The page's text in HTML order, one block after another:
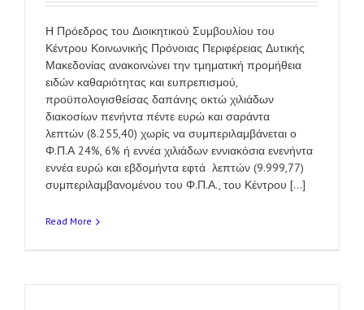
Η Πρόεδρος του Διοικητικού Συμβουλίου του
Κέντρου Κοινωνικής Πρόνοιας Περιφέρειας Δυτικής
Μακεδονίας ανακοινώνει την τμηματική προμήθεια
ειδών καθαριότητας και ευπρεπισμού,
προϋπολογισθείσας δαπάνης οκτώ χιλιάδων
διακοσίων πενήντα πέντε ευρώ και σαράντα
λεπτών (8.255,40) χωρίς να συμπεριλαμβάνεται ο
Φ.Π.Α 24%, 6% ή εννέα χιλιάδων εννιακόσια ενενήντα
εννέα ευρώ και εβδομήντα εφτά λεπτών (9.999,77)
συμπεριλαμβανομένου του Φ.Π.Α., του Κέντρου [...]
Read More